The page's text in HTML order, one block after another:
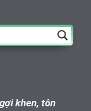
khen, tôn